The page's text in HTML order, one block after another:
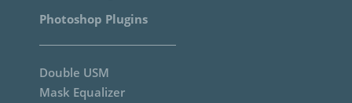
Photoshop Plugins
Double USM
Mask Equalizer